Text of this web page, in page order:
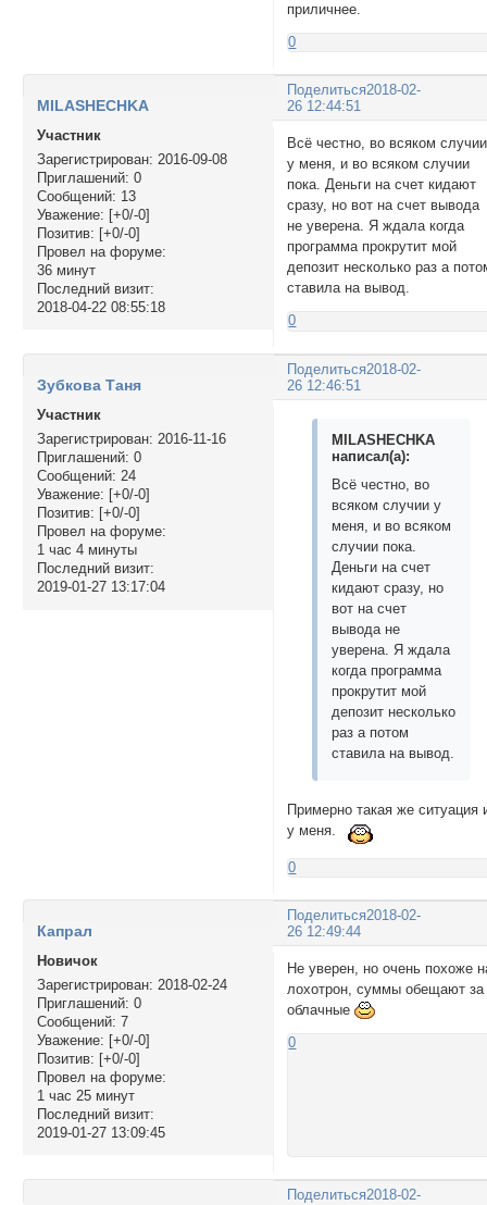
приличнее.
0
Поделиться2018-02-
26 12:44:51
MILASHECHKA
Участник
Зарегистрирован: 2016-09-08
Приглашений: 0
Сообщений: 13
Уважение: [+0/-0]
Позитив: [+0/-0]
Провел на форуме:
36 минут
Последний визит:
2018-04-22 08:55:18
Всё честно, во всяком случии
у меня, и во всяком случии
пока. Деньги на счет кидают
сразу, но вот на счет вывода
не уверена. Я ждала когда
программа прокрутит мой
депозит несколько раз а
ставила на вывод.
0
Поделиться2018-02-
26 12:46:51
Зубкова Таня
Участник
Зарегистрирован: 2016-11-16
Приглашений: 0
Сообщений: 24
Уважение: [+0/-0]
Позитив: [+0/-0]
Провел на форуме:
1 час 4 минуты
Последний визит:
2019-01-27 13:17:04
MILASHECHKA
написал(а):
Всё честно, во
всяком случии у
меня, и во всяком
случии пока.
Деньги на счет
кидают сразу, но
вот на счет
вывода не
уверена. Я ждала
когда программа
прокрутит мой
депозит несколько
раз а потом
ставила на вывод.
Примерно такая же ситуация
у меня.
0
Поделиться2018-02-
26 12:49:44
Капрал
Новичок
Зарегистрирован: 2018-02-24
Приглашений: 0
Сообщений: 7
Уважение: [+0/-0]
Позитив: [+0/-0]
Провел на форуме:
1 час 25 минут
Последний визит:
2019-01-27 13:09:45
Не уверен, но очень похоже
лохотрон, суммы обещают за
облачные
0
Поделиться2018-02-